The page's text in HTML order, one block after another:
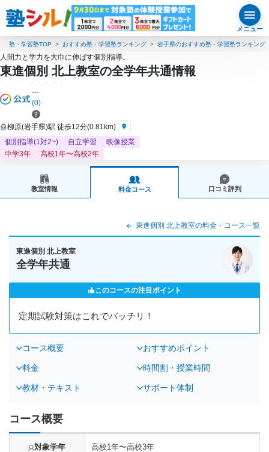
メニュー
塾・学習塾TOP おすすめ塾・学習塾ランキング 岩手県のおすすめ塾・学習塾ランキング
人間力と学力を大巾に伸ばす個別指導。
東進個別 北上教室の全学年共通情報
---
(0)
柳原(岩手県)駅 徒歩12分(0.81km)
個別指導(1対2~)
自立学習
映像授業
中学3年
高校1年〜高校2年
教室情報 料金コース 口コミ評判
東進個別 北上教室の料金・コース一覧
東進個別 北上教室
全学年共通
このコースの注目ポイント
定期試験対策はこれでバッチリ！
コース概要 おすすめポイント
料金 時間割・授業時間
教材・テキスト サポート体制
コース概要
対象学年 高校1年〜高校3年